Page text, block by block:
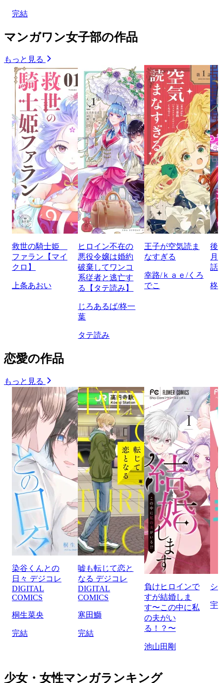
完結
マンガワン女子部の作品
もっと見る
救世の騎士姫
ファラン【マイ
クロ】
上条あおい
ヒロイン不在の
悪役令嬢は婚約
破棄してワンコ
系従者と逃亡す
る【タテ読み】
じろあるば/柊一
葉
タテ読み
王子が空気読ま
なすぎる
幸路/ｋａｅ/くろ
でこ
後
月
話
柊
恋愛の作品
もっと見る
染谷くんとの
日々 デジコレ
DIGITAL
COMICS
桐生菜央
完結
嘘も転じて恋と
なる デジコレ
DIGITAL
COMICS
寒田鰤
完結
負けヒロインで
すが結婚しま
す〜この中に私
の夫がい
る！？〜
池山田剛
シ
宇
少女・女性マンガランキング